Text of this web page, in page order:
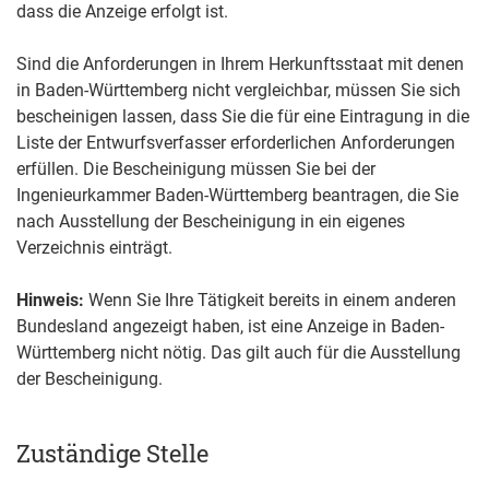
dass die Anzeige erfolgt ist.
Sind die Anforderungen in Ihrem Herkunftsstaat mit denen
in Baden-Württemberg nicht vergleichbar, müssen Sie sich
bescheinigen lassen, dass Sie die für eine Eintragung in die
Liste der Entwurfsverfasser erforderlichen Anforderungen
erfüllen. Die Bescheinigung müssen Sie bei der
Ingenieurkammer Baden-Württemberg beantragen, die Sie
nach Ausstellung der Bescheinigung in ein eigenes
Verzeichnis einträgt.
Hinweis: Wenn Sie Ihre Tätigkeit bereits in einem anderen
Bundesland angezeigt haben, ist eine Anzeige in Baden-
Württemberg nicht nötig. Das gilt auch für die Ausstellung
der Bescheinigung.
Zuständige Stelle